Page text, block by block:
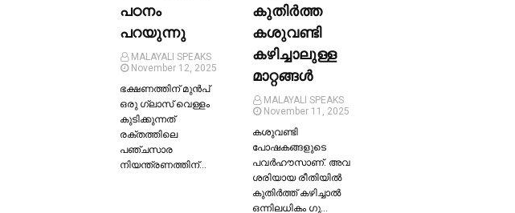
പഠനം
പറയുന്നു
MALAYALI SPEAKS
November 12, 2025
ഭക്ഷണത്തിന് മുന്‍പ്
ഒരു ഗ്ലാസ് വെള്ളം
കുടിക്കുന്നത്
രക്തത്തിലെ
പഞ്ചസാര
നിയന്ത്രണത്തിന്…
കുതിര്‍ത്ത
കശുവണ്ടി
കഴിച്ചാലുള്ള
മാറ്റങ്ങള്‍
MALAYALI SPEAKS
November 11, 2025
കശുവണ്ടി
പോഷകങ്ങളുടെ
പവർഹൗസാണ്. അവ
ശരിയായ രീതിയില്‍
കുതിർത്ത് കഴിച്ചാല്‍
ഒന്നിലധികം ഗു…